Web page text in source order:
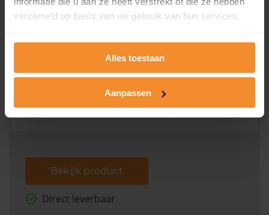
verzameld op basis van uw gebruik van hun services.
Alles toestaan
Aanpassen
Kadastrale kaart pakket
Alleen globale ligging perceel
Een uitgebreid overzicht van het perceel en
omliggende percelen met de kadastrale erfgrenzen,
dit inclusief de luchtfoto!
Bekijk product
Direct leverbaar